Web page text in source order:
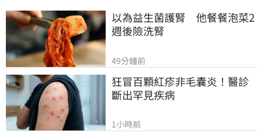
以為益生菌護腎　他餐餐泡菜2
週後險洗腎
49分鐘前
狂冒百顆紅疹非毛囊炎！醫診
斷出罕見疾病
1小時前